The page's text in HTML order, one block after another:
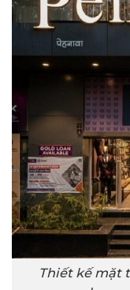
Thiết kế mặt